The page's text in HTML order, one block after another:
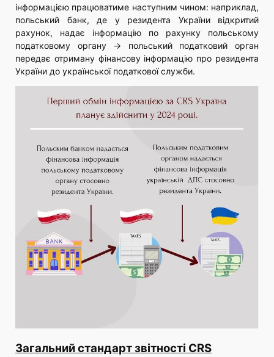
інформацією працюватиме наступним чином: наприклад,
польський банк, де у резидента України відкритий
рахунок, надає інформацію по рахунку польському
податковому органу → польський податковий орган
передає отриману фінансову інформацію про резидента
України до української податкової служби.
Загальний стандарт звітності CRS